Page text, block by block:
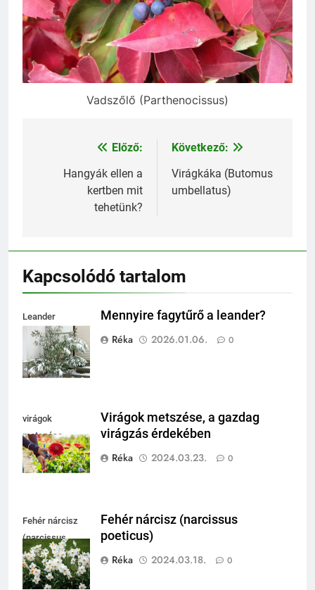
Vadszőlő (Parthenocissus)
Bejegyzés
navigáció
Előző:
Hangyák ellen a
kertben mit
tehetünk?
Következő:
Virágkáka (Butomus
umbellatus)
Kapcsolódó tartalom
Leander
fagytűrése
Mennyire fagytűrő a leander?
Réka
2026.01.06. 0
virágok
metszése
Virágok metszése, a gazdag
virágzás érdekében
Réka
2024.03.23. 0
Fehér nárcisz
(narcissus
poeticus)
Fehér nárcisz (narcissus
poeticus)
Réka
2024.03.18. 0